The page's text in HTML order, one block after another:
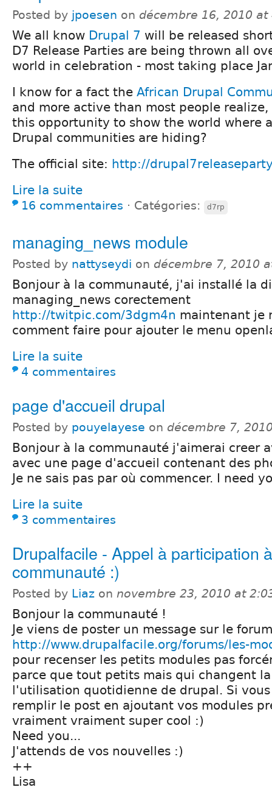
Posted by jpoesen on décembre 16, 2010 at
We all know Drupal 7 will be released
D7 Release Parties are being thrown all
world in celebration - most taking place
I know for a fact the African Drupal
and more active than most people
this opportunity to show the world where
Drupal communities are hiding?
The official site: http://
Lire la suite
16 commentaires ⋅ Catégories: d7rp
managing_news module
Posted by nattyseydi on décembre 7, 2010
Bonjour à la communauté, j'ai installé la
managing_news corectement
http://twitpic.com/3dgm4n maintenant je
comment faire pour ajouter le menu
Lire la suite
4 commentaires
page d'accueil drupal
Posted by pouyelayese on décembre 7,
Bonjour à la communauté j'aimerai creer
avec une page d'accueil contenant des
Je ne sais pas par où commencer. I need
Lire la suite
3 commentaires
Drupalfacile - Appel à participation
communauté :)
Posted by Liaz on novembre 23, 2010 at
Bonjour la communauté !
Je viens de poster un message sur le
http://www.drupalfacile.org/forums/les-
pour recenser les petits modules pas
parce que tout petits mais qui changent
l'utilisation quotidienne de drupal. Si
remplir le post en ajoutant vos modules
vraiment vraiment super cool :)
Need you...
J'attends de vos nouvelles :)
++
Lisa